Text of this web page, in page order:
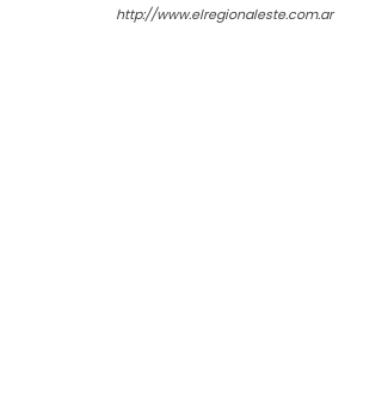
http://www.elregionaleste.com.ar